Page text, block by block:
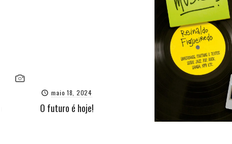
maio 18, 2024
O futuro é hoje!